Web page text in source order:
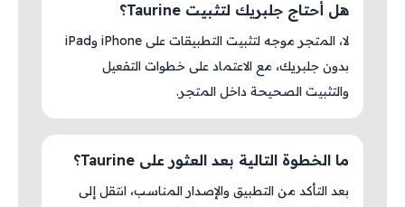
هل أحتاج جلبريك لتثبيت Taurine؟
لا، المتجر موجه لتثبيت التطبيقات على iPhone وiPad
بدون جلبريك، مع الاعتماد على خطوات التفعيل
والتثبيت الصحيحة داخل المتجر.
ما الخطوة التالية بعد العثور على Taurine؟
بعد التأكد من التطبيق والإصدار المناسب، انتقل إلى